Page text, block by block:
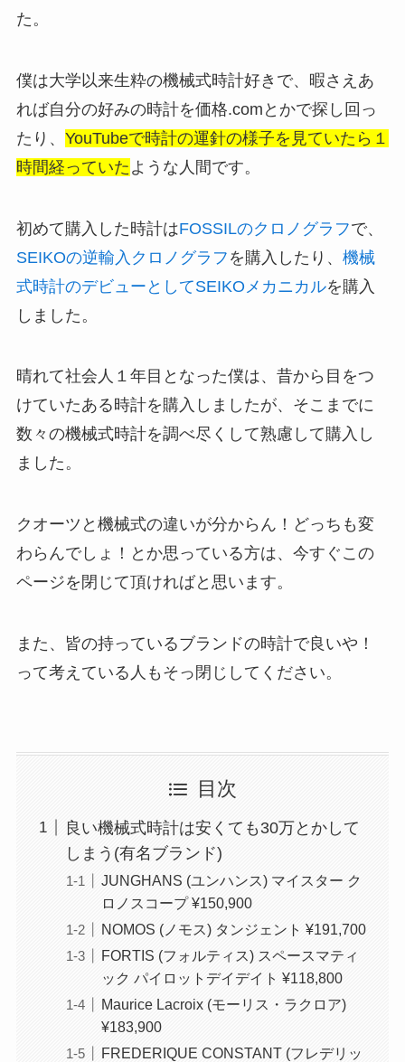
た。
僕は大学以来生粋の機械式時計好きで、暇さえあ
れば自分の好みの時計を価格.comとかで探し回っ
たり、 YouTubeで時計の運針の様子を見ていたら１
時間経っていた ような人間です。
初めて購入した時計はFOSSILのクロノグラフで、
SEIKOの逆輸入クロノグラフ を購入したり、 機械
式時計のデビューとしてSEIKOメカニカルを購入
しました。
晴れて社会人１年目となった僕は、昔から目をつ
けていたある時計を購入しましたが、そこまでに
数々の機械式時計を調べ尽くして熟慮して購入し
ました。
クオーツと機械式の違いが分からん！どっちも変
わらんでしょ！とか思っている方は、今すぐこの
ページを閉じて頂ければと思います。
また、皆の持っているブランドの時計で良いや！
って考えている人もそっ閉じしてください。
目次
良い機械式時計は安くても30万とかして
しまう(有名ブランド)
JUNGHANS (ユンハンス) マイスター ク
ロノスコープ ¥150,900
NOMOS (ノモス) タンジェント ¥191,700
FORTIS (フォルティス) スペースマティ
ック パイロットデイデイト ¥118,800
Maurice Lacroix (モーリス・ラクロア)
¥183,900
FREDERIQUE CONSTANT (フレデリッ